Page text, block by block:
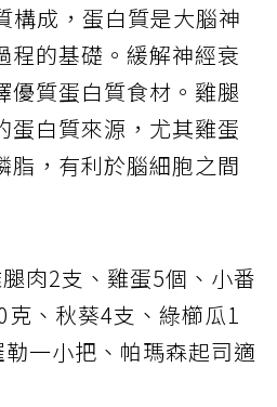
構成，蛋白質是大腦神
程的基礎。緩解神經衰
優質蛋白質食材。雞腿
蛋白質來源，尤其雞蛋
脂，有利於腦細胞之間
肉2支、雞蛋5個、小番
、秋葵4支、綠櫛瓜1
一小把、帕瑪森起司適